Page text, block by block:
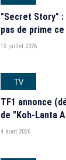
"Secret Story" :
pas de prime
15 juillet 2026
TV
TF1 annonce
de "Koh-Lanta
4 août 2026